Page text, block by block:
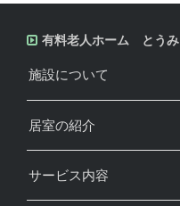
有料老人ホーム とうみ
施設について
居室の紹介
サービス内容